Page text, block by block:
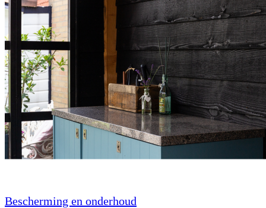
Bescherming en onderhoud